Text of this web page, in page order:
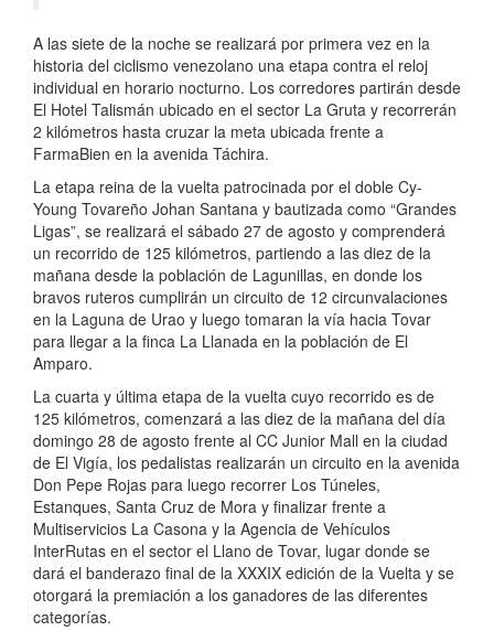
A las siete de la noche se realizará por primera vez en la
historia del ciclismo venezolano una etapa contra el reloj
individual en horario nocturno. Los corredores partirán desde
El Hotel Talismán ubicado en el sector La Gruta y recorrerán
2 kilómetros hasta cruzar la meta ubicada frente a
FarmaBien en la avenida Táchira.
La etapa reina de la vuelta patrocinada por el doble Cy-
Young Tovareño Johan Santana y bautizada como “Grandes
Ligas”, se realizará el sábado 27 de agosto y comprenderá
un recorrido de 125 kilómetros, partiendo a las diez de la
mañana desde la población de Lagunillas, en donde los
bravos ruteros cumplirán un circuito de 12 circunvalaciones
en la Laguna de Urao y luego tomaran la vía hacia Tovar
para llegar a la finca La Llanada en la población de El
Amparo.
La cuarta y última etapa de la vuelta cuyo recorrido es de
125 kilómetros, comenzará a las diez de la mañana del día
domingo 28 de agosto frente al CC Junior Mall en la ciudad
de El Vigía, los pedalistas realizarán un circuito en la avenida
Don Pepe Rojas para luego recorrer Los Túneles,
Estanques, Santa Cruz de Mora y finalizar frente a
Multiservicios La Casona y la Agencia de Vehículos
InterRutas en el sector el Llano de Tovar, lugar donde se
dará el banderazo final de la XXXIX edición de la Vuelta y se
otorgará la premiación a los ganadores de las diferentes
categorías.